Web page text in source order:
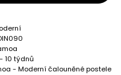
10 týdnů
- Moderní čalouněné postele